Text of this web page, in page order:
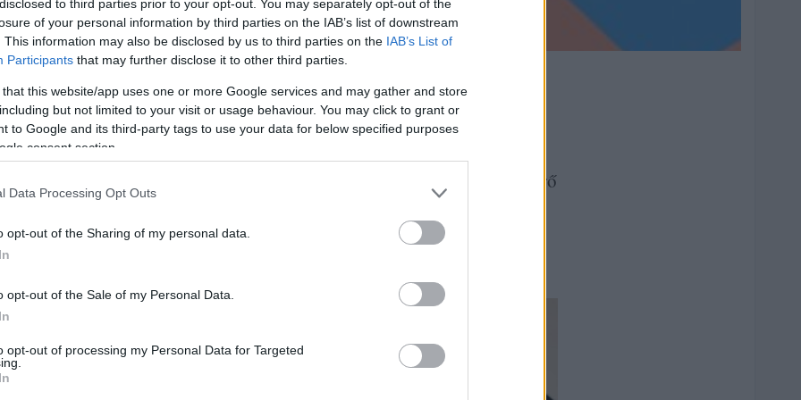
to third parties prior to your opt-out. You may separately opt-out of the
of your personal information by third parties on the IAB’s list of downstream
This information may also be disclosed by us to third parties on the IAB’s List of
Participants that may further disclose it to other third parties.
that this website/app uses one or more Google services and may gather and store
but not limited to your visit or usage behaviour. You may click to grant or
to Google and its third-party tags to use your data for below specified purposes
consent section.
Data Processing Opt Outs
opt-out of the Sharing of my personal data.
opt-out of the Sale of my Personal Data.
opt-out of processing my Personal Data for Targeted
kb 1 perc.
eltörléséről, így tehát október 29-én hajnali három órakor időmérő
kell állítanunk. Ezzel elkezdődik a téli időszámítás. A meteorológiai
így ezúton szeretnénk felhívni észlelőink figyelmét a helyes